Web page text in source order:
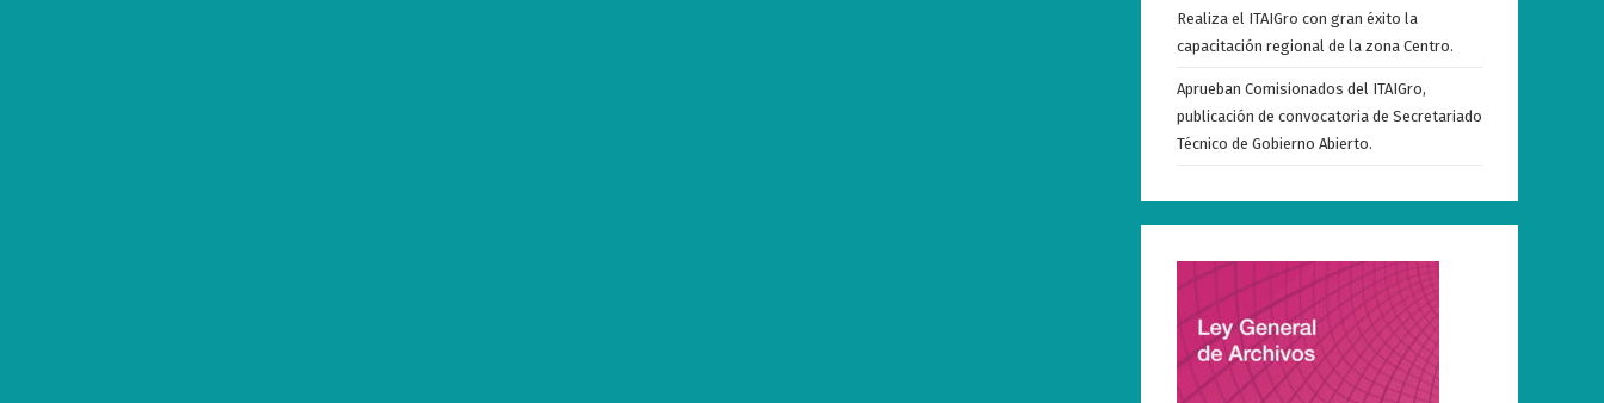
Realiza el ITAIGro con gran éxito la
capacitación regional de la zona Centro.
Aprueban Comisionados del ITAIGro,
publicación de convocatoria de Secretariado
Técnico de Gobierno Abierto.